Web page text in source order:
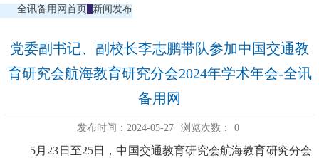
全讯备用网首页 新闻发布
党委副书记、副校长李志鹏带队参加中国交通教
育研究会航海教育研究分会2024年学术年会-全讯
备用网
发布时间：2024-05-27 浏览次数： 0
5月23日至25日，中国交通教育研究会航海教育研究分会